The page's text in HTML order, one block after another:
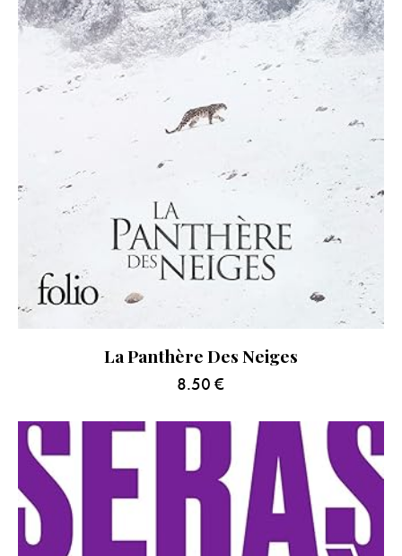
La Panthère Des Neiges
8.50 €